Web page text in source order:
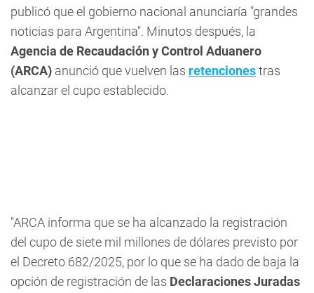
publicó que el gobierno nacional anunciaría "grandes
noticias para Argentina". Minutos después, la
Agencia de Recaudación y Control Aduanero
(ARCA) anunció que vuelven las retencionestras
alcanzar el cupo establecido.
"ARCA informa que se ha alcanzado la registración
del cupo de siete mil millones de dólares previsto por
el Decreto 682/2025, por lo que se ha dado de baja la
opción de registración de las Declaraciones Juradas